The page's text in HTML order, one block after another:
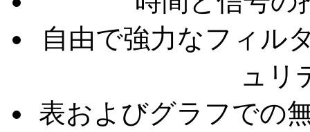
自由で強力なフィル
ュリ
表およびグラフでの